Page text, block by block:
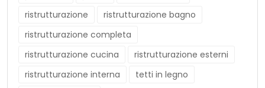
ristrutturazione
ristrutturazione bagno
ristrutturazione completa
ristrutturazione cucina
ristrutturazione esterni
ristrutturazione interna
tetti in legno